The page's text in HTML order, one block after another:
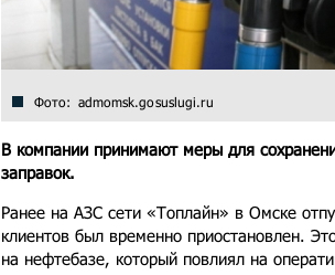
Фото: admomsk.gosuslugi.ru
В компании принимают меры для
заправок.
Ранее на АЗС сети «Топлайн» в Омске
клиентов был временно приостановлен.
на нефтебазе, который повлиял на